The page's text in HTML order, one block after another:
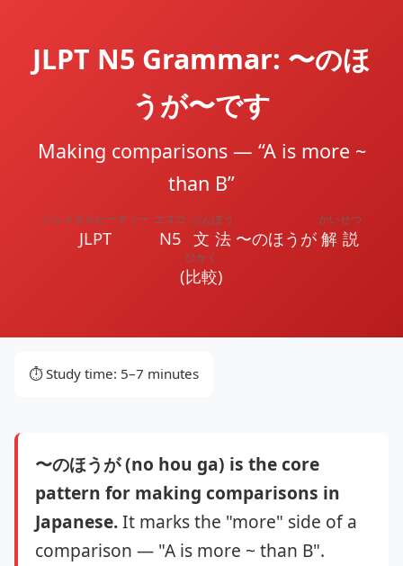
JLPT N5 Grammar: 〜のほ
うが〜です
Making comparisons — “A is more ~
than B”
JLPT
ジェイエルピーティー
N5
エヌゴ
文法
ぶんぽう
〜のほうが 解説
かいせつ
(比較
ひかく
)
⏱️ Study time: 5–7 minutes
〜のほうが (no hou ga) is the core
pattern for making comparisons in
Japanese.It marks the "more" side of a
comparison — "A is more ~ than B".